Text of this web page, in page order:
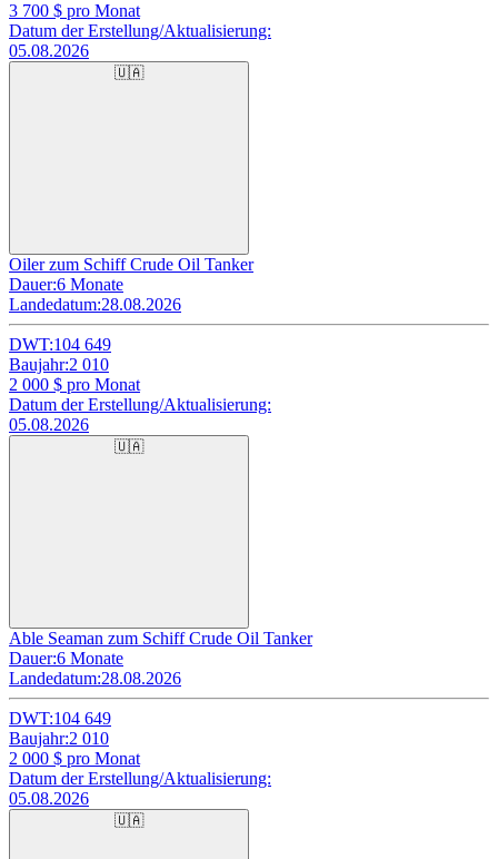
3 700 $ pro Monat
Datum der Erstellung/Aktualisierung:
05.08.2026
🇺🇦
Oiler zum Schiff Crude Oil Tanker
Dauer:6 Monate
Landedatum:28.08.2026
DWT:104 649
Baujahr:2 010
2 000 $ pro Monat
Datum der Erstellung/Aktualisierung:
05.08.2026
🇺🇦
Able Seaman zum Schiff Crude Oil Tanker
Dauer:6 Monate
Landedatum:28.08.2026
DWT:104 649
Baujahr:2 010
2 000 $ pro Monat
Datum der Erstellung/Aktualisierung:
05.08.2026
🇺🇦